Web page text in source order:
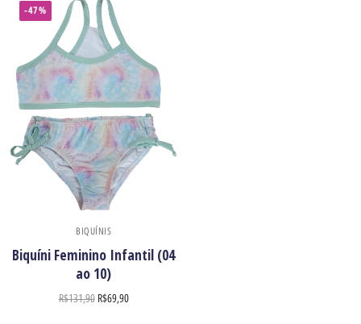
-47%
BIQUÍNIS
Biquíni Feminino Infantil (04
ao 10)
R$131,90 R$69,90